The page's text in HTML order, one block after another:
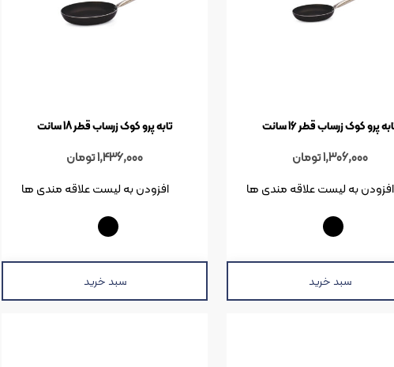
پرو کوک زرساب قطر 16 سانت
1,306,000تومان
سبد خرید
افزودن به لیست علاقه مندی ها
تابه پرو کوک زرساب قطر 18 سانت
1,436,000تومان
سبد خرید
افزودن به لیست علاقه مندی ها